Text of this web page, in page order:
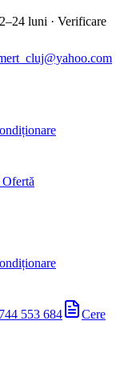
luni · Verificare
553 684
Cere